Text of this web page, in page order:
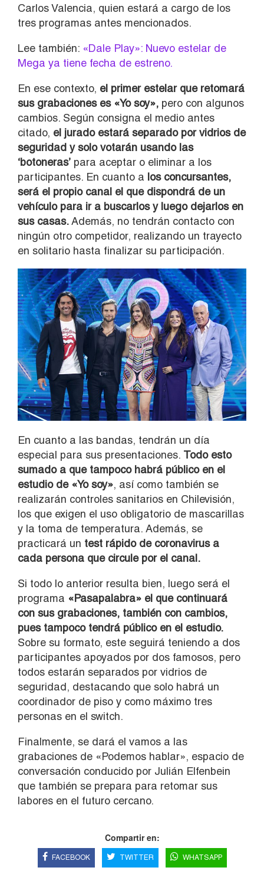
Carlos Valencia, quien estará a cargo de los
tres programas antes mencionados.
Lee también: «Dale Play»: Nuevo estelar de
Mega ya tiene fecha de estreno.
En ese contexto, el primer estelar que retomará
sus grabaciones es «Yo soy», pero con algunos
cambios. Según consigna el medio antes
citado, el jurado estará separado por vidrios de
seguridad y solo votarán usando las
‘botoneras’ para aceptar o eliminar a los
participantes. En cuanto a los concursantes,
será el propio canal el que dispondrá de un
vehículo para ir a buscarlos y luego dejarlos en
sus casas.Además, no tendrán contacto con
ningún otro competidor, realizando un trayecto
en solitario hasta finalizar su participación.
En cuanto a las bandas, tendrán un día
especial para sus presentaciones. Todo esto
sumado a que tampoco habrá público en el
estudio de «Yo soy», así como también se
realizarán controles sanitarios en Chilevisión,
los que exigen el uso obligatorio de mascarillas
y la toma de temperatura. Además, se
practicará un test rápido de coronavirus a
cada persona que circule por el canal.
Si todo lo anterior resulta bien, luego será el
programa «Pasapalabra» el que continuará
con sus grabaciones, también con cambios,
pues tampoco tendrá público en el estudio.
Sobre su formato, este seguirá teniendo a dos
participantes apoyados por dos famosos, pero
todos estarán separados por vidrios de
seguridad, destacando que solo habrá un
coordinador de piso y como máximo tres
personas en el switch.
Finalmente, se dará el vamos a las
grabaciones de «Podemos hablar», espacio de
conversación conducido por Julián Elfenbein
que también se prepara para retomar sus
labores en el futuro cercano.
Compartir en:
FACEBOOK TWITTER WHATSAPP